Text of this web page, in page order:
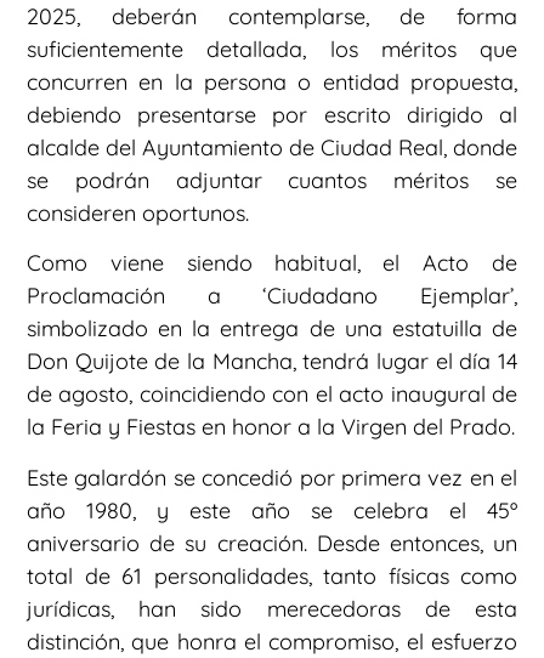
2025, deberán contemplarse, de forma
suficientemente detallada, los méritos que
concurren en la persona o entidad propuesta,
debiendo presentarse por escrito dirigido al
alcalde del Ayuntamiento de Ciudad Real, donde
se podrán adjuntar cuantos méritos se
consideren oportunos.
Como viene siendo habitual, el Acto de
Proclamación a ‘Ciudadano Ejemplar’,
simbolizado en la entrega de una estatuilla de
Don Quijote de la Mancha, tendrá lugar el día 14
de agosto, coincidiendo con el acto inaugural de
la Feria y Fiestas en honor a la Virgen del Prado.
Este galardón se concedió por primera vez en el
año 1980, y este año se celebra el 45º
aniversario de su creación. Desde entonces, un
total de 61 personalidades, tanto físicas como
jurídicas, han sido merecedoras de esta
distinción, que honra el compromiso, el esfuerzo